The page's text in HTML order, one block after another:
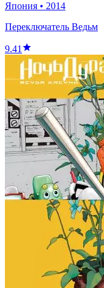
Япония • 2014
Переключатель Ведьм
9.41